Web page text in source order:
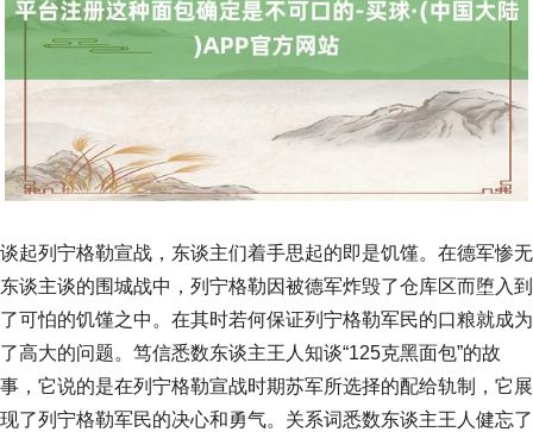
谈起列宁格勒宣战，东谈主们着手思起的即是饥馑。在德军惨无
东谈主谈的围城战中，列宁格勒因被德军炸毁了仓库区而堕入到
了可怕的饥馑之中。在其时若何保证列宁格勒军民的口粮就成为
了高大的问题。笃信悉数东谈主王人知谈“125克黑面包”的故
事，它说的是在列宁格勒宣战时期苏军所选择的配给轨制，它展
现了列宁格勒军民的决心和勇气。关系词悉数东谈主王人健忘了